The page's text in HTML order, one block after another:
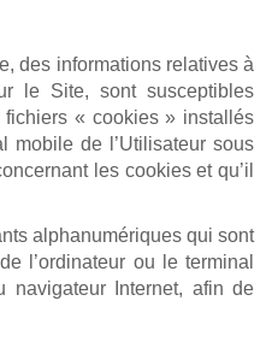
des informations relatives à
le Site, sont susceptibles
fichiers « cookies » installés
mobile de l’Utilisateur sous
les cookies et qu’il
alphanumériques qui sont
l’ordinateur ou le terminal
navigateur Internet, afin de